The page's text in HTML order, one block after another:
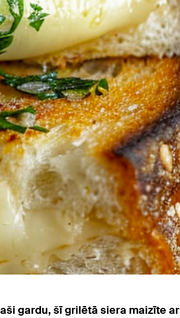
gardu, šī grilētā siera maizīte ar